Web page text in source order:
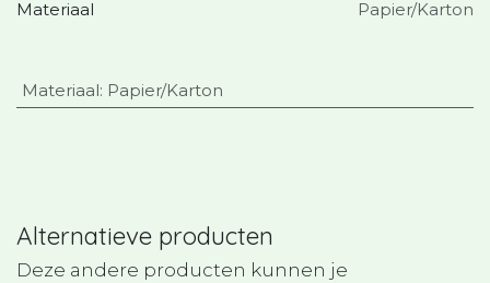
Materiaal Papier/Karton
Materiaal: Papier/Karton
Alternatieve producten
Deze andere producten kunnen je